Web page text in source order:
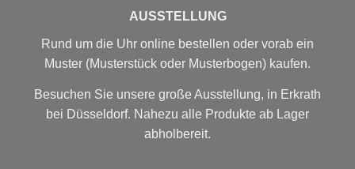
AUSSTELLUNG
Rund um die Uhr online bestellen oder vorab ein
Muster (Musterstück oder Musterbogen) kaufen.
Besuchen Sie unsere große Ausstellung, in Erkrath
bei Düsseldorf. Nahezu alle Produkte ab Lager
abholbereit.